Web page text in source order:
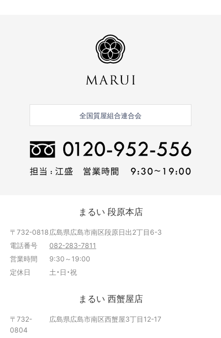
全国質屋組合連合会
まるい 段原本店
〒732-0818広島県広島市南区段原日出2丁目6-3
電話番号
082-283-7811
営業時間
9:30～19:00
定休日
土・日・祝
まるい 西蟹屋店
〒732-
0804
広島県広島市南区西蟹屋3丁目12-17